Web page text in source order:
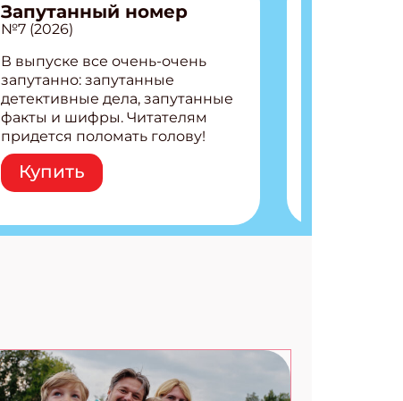
Запутанный номер
№7 (2026)
В выпуске все очень-очень
запутанно: запутанные
детективные дела, запутанные
факты и шифры. Читателям
придется поломать голову!
Внутри: Шифры и
расшифровки Плетем
запутанные поделки
Ищем коды 3 комикса
Купить